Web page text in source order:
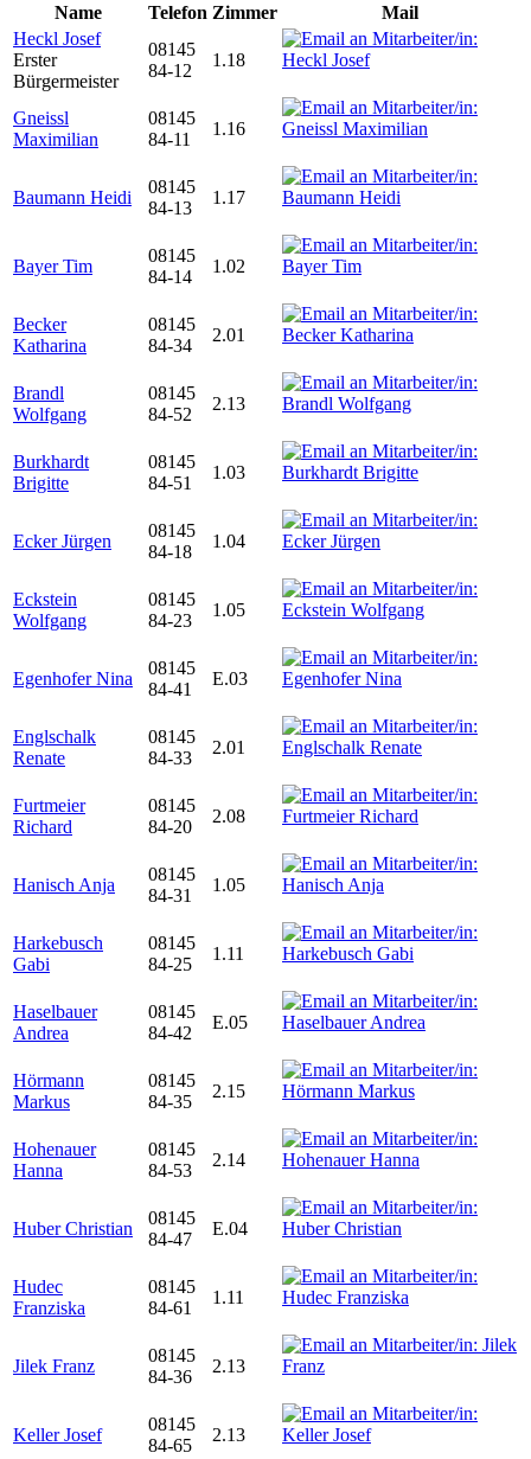
Name
Telefon Zimmer
Mail
Heckl Josef
Erster
Bürgermeister
08145
84-12
1.18
Gneissl
Maximilian
08145
84-11
1.16
Baumann Heidi
08145
84-13
1.17
Bayer Tim
08145
84-14
1.02
Becker
Katharina
08145
84-34
2.01
Brandl
Wolfgang
08145
84-52
2.13
Burkhardt
Brigitte
08145
84-51
1.03
Ecker Jürgen
08145
84-18
1.04
Eckstein
Wolfgang
08145
84-23
1.05
Egenhofer Nina
08145
84-41
E.03
Englschalk
Renate
08145
84-33
2.01
Furtmeier
Richard
08145
84-20
2.08
Hanisch Anja
08145
84-31
1.05
Harkebusch
Gabi
08145
84-25
1.11
Haselbauer
Andrea
08145
84-42
E.05
Hörmann
Markus
08145
84-35
2.15
Hohenauer
Hanna
08145
84-53
2.14
Huber Christian
08145
84-47
E.04
Hudec
Franziska
08145
84-61
1.11
Jilek Franz
08145
84-36
2.13
Keller Josef
08145
84-65
2.13